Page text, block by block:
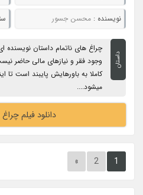
نویسنده :محسن جسور
داستان
چراغ های ناتمام داستان نویسنده
وجود فقر و نیازهای مالی حاضر
کاملا به باورهایش پایبند است تا
میشود....
دانلود فیلم
1
2
»